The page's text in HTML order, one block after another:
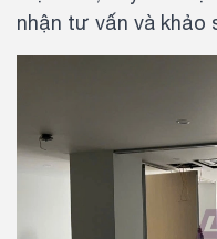
nhận tư vấn và khảo